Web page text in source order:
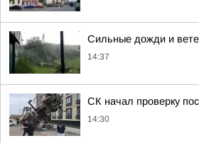
Сильные дожди и
14:37
СК начал проверку
14:30